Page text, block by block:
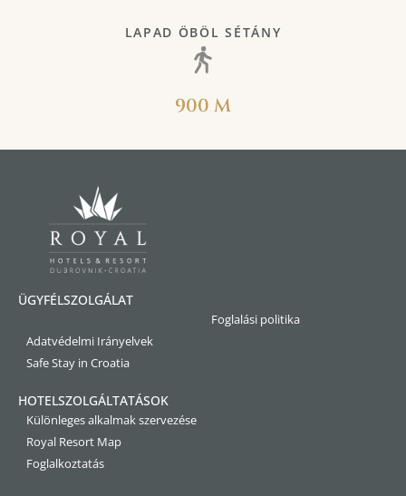
LAPAD ÖBÖL SÉTÁNY
900 M
ÜGYFÉLSZOLGÁLAT
Foglalási politika
Adatvédelmi Irányelvek
Safe Stay in Croatia
HOTELSZOLGÁLTATÁSOK
Különleges alkalmak szervezése
Royal Resort Map
Foglalkoztatás